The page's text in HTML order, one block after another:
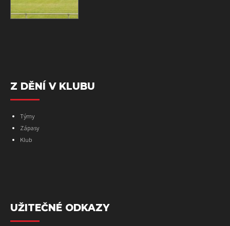
Z DĚNÍ V KLUBU
Týmy
Zápasy
Klub
UŽITEČNÉ ODKAZY